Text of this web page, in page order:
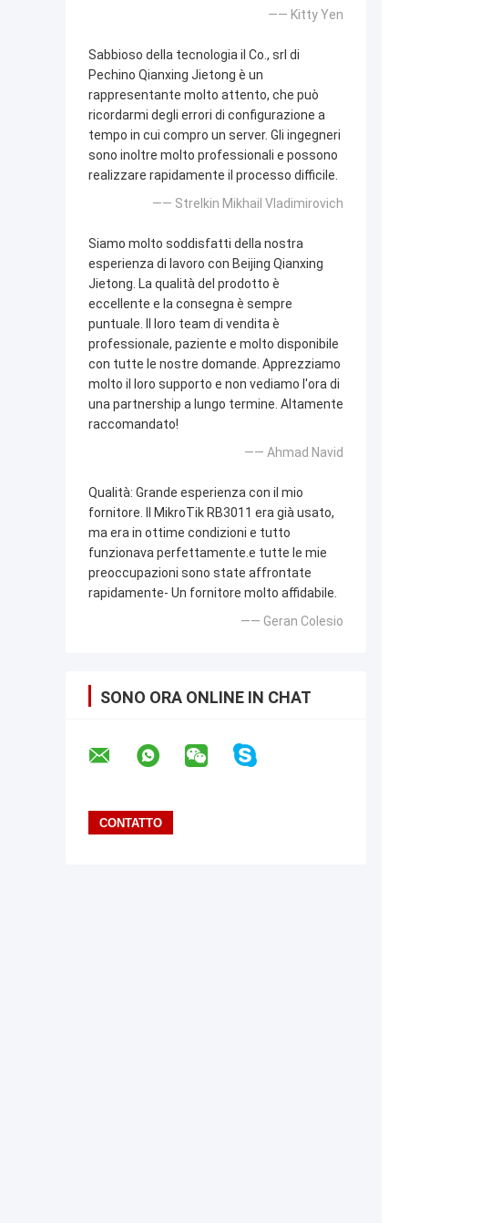
—— Kitty Yen
Sabbioso della tecnologia il Co., srl di
Pechino Qianxing Jietong è un
rappresentante molto attento, che può
ricordarmi degli errori di configurazione a
tempo in cui compro un server. Gli ingegneri
sono inoltre molto professionali e possono
realizzare rapidamente il processo difficile.
—— Strelkin Mikhail Vladimirovich
Siamo molto soddisfatti della nostra
esperienza di lavoro con Beijing Qianxing
Jietong. La qualità del prodotto è
eccellente e la consegna è sempre
puntuale. Il loro team di vendita è
professionale, paziente e molto disponibile
con tutte le nostre domande. Apprezziamo
molto il loro supporto e non vediamo l'ora di
una partnership a lungo termine. Altamente
raccomandato!
—— Ahmad Navid
Qualità: Grande esperienza con il mio
fornitore. Il MikroTik RB3011 era già usato,
ma era in ottime condizioni e tutto
funzionava perfettamente.e tutte le mie
preoccupazioni sono state affrontate
rapidamente- Un fornitore molto affidabile.
—— Geran Colesio
SONO ORA ONLINE IN CHAT